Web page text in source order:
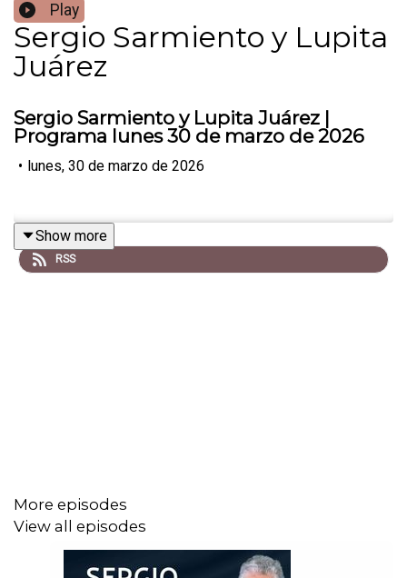
Play
Sergio Sarmiento y Lupita
Juárez
Sergio Sarmiento y Lupita Juárez |
Programa lunes 30 de marzo de 2026
• lunes, 30 de marzo de 2026
Show more
RSS
More episodes
View all episodes